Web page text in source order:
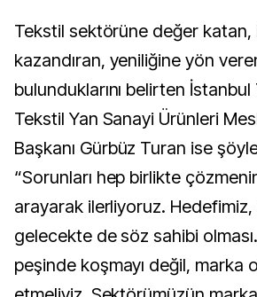
Tekstil sektörüne değer katan,
kazandıran, yeniliğine yön
bulunduklarını belirten
Tekstil Yan Sanayi Ürünleri
Başkanı Gürbüz Turan ise
“Sorunları hep birlikte
arayarak ilerliyoruz.
gelecekte de söz sahibi
peşinde koşmayı değil, marka